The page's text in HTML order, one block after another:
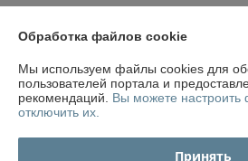
График работы
Полная версия сайта
Политика обработки cookies
Обработка файлов cookie
Мы используем файлы cookies для
пользователей портала и
рекомендаций. Вы можете
отключить их.
Принять